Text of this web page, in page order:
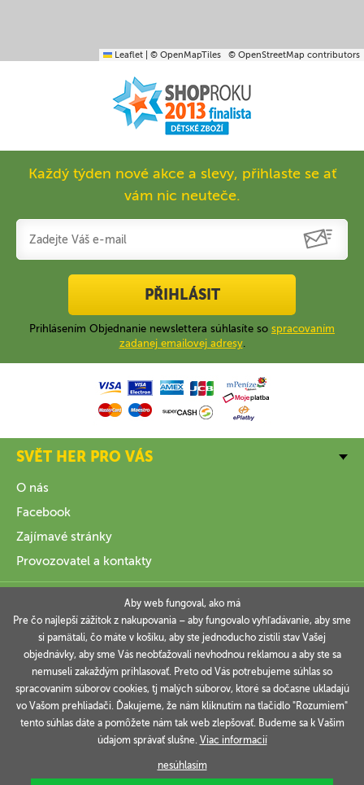
Leaflet © OpenMapTiles © OpenStreetMap contributors
Každý týden nové akce a slevy, přihlaste se ať
vám nic neuteče.
PŘIHLÁSIT
Prihlásením Objednanie newslettera súhlasíte so spracovaním
zadanej emailovej adresy.
SVĚT HER PRO VÁS
O nás
Facebook
Zajímavé stránky
Provozovatel a kontakty
INFORMACE
VAŠE OBJEDNÁVKY
Technicky zajišťujeSimplia.cz.
Aby web fungoval, ako má
Pre čo najlepší zážitok z nakupovania – aby fungovalo vyhľadávanie, aby sme
si pamätali, čo máte v košíku, aby ste jednoducho zistili stav Vašej
objednávky, aby sme Vás neobťažovali nevhodnou reklamou a aby ste sa
nemuseli zakaždým prihlasovať. Preto od Vás potrebujeme súhlas so
spracovaním súborov cookies, tj malých súborov, ktoré sa dočasne ukladajú
vo Vašom prehliadači. Ďakujeme, že nám kliknutím na tlačidlo "Rozumiem"
tento súhlas dáte a pomôžete nám tak web zlepšovať. Budeme sa k Vašim
údajom správať slušne. Viac informacií
nesúhlasím